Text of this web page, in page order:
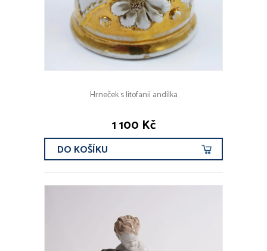
Hrneček s litofanií andílka
1 100 Kč
DO KOŠÍKU